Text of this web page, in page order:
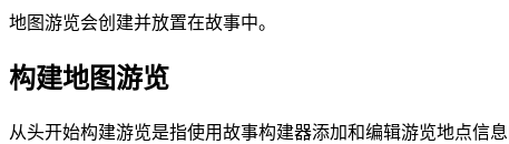
地图游览会创建并放置在故事中。
构建地图游览
从头开始构建游览是指使用故事构建器添加和编辑游览地点信息